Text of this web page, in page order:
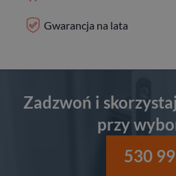
Gwarancja na lata
Zadzwoń i
przy
530